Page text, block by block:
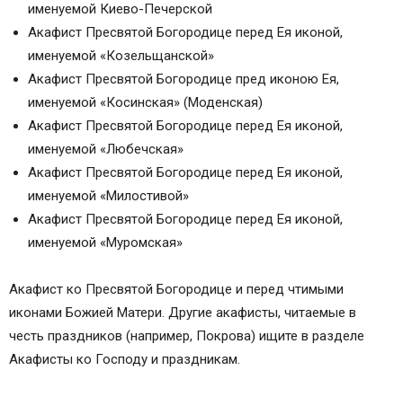
именуемой Киево-Печерской
Акафист Пресвятой Богородице перед Ея иконой,
именуемой «Козельщанской»
Акафист Пресвятой Богородице пред иконою Ея,
именуемой «Косинская» (Моденская)
Акафист Пресвятой Богородице перед Ея иконой,
именуемой «Любечская»
Акафист Пресвятой Богородице перед Ея иконой,
именуемой «Милостивой»
Акафист Пресвятой Богородице перед Ея иконой,
именуемой «Муромская»
Акафист ко Пресвятой Богородице и перед чтимыми
иконами Божией Матери. Другие акафисты, читаемые в
честь праздников (например, Покрова) ищите в разделе
Акафисты ко Господу и праздникам.